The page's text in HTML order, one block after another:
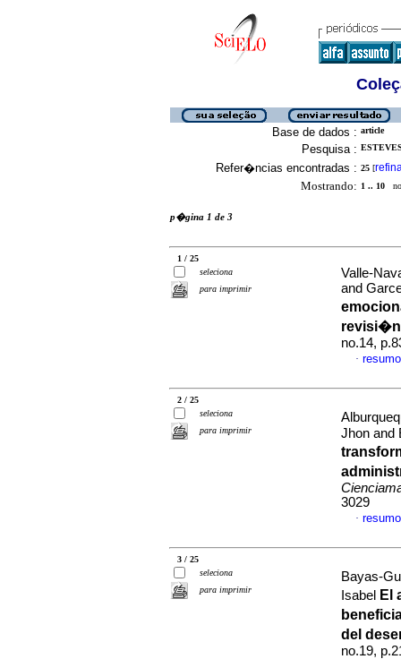
Base de dados : article
Pesquisa :
Refer�ncias encontradas : 25 [
Mostrando: 1 .. 10
p�gina 1 de 3
1 / 25
seleciona
para imprimir
Valle-
and
no.14,
·
2 / 25
seleciona
para imprimir
Jhon and
3029
·
3 / 25
seleciona
para imprimir
Bayas-
Isabel
El
del
no.19,